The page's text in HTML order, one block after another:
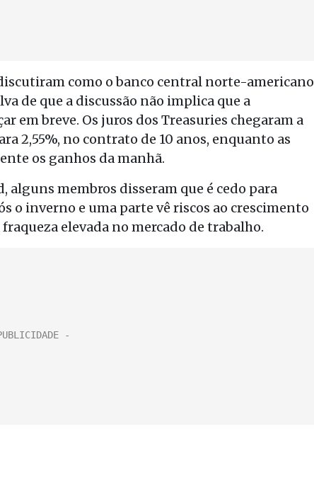
como o banco central norte-americano
de que a discussão não implica que a
em breve. Os juros dos Treasuries chegaram a
2,55%, no contrato de 10 anos, enquanto as
os ganhos da manhã.
alguns membros disseram que é cedo para
o inverno e uma parte vê riscos ao crescimento
elevada no mercado de trabalho.